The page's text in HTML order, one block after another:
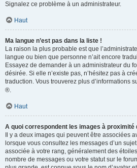
Signalez ce problème à un administrateur.
Haut
Ma langue n’est pas dans la liste !
La raison la plus probable est que
langue ou bien que personne n’ait encore
Essayez de demander à un administrateur du
désirée. Si elle n’existe pas, n’hésitez pas à
traduction. Vous trouverez plus d’informations
®.
Haut
A quoi correspondent les images à proximité
Il y a deux images qui peuvent être associées
lorsque vous consultez les messages d’un
associée à votre rang, généralement des
nombre de messages ou votre statut sur le